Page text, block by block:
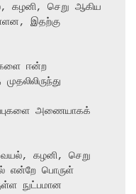
கழனி, செறு ஆகிய
இதற்கு
ஈன்ற
அணையாகக்
கழனி, செறு
என்றே பொருள்
நுட்பமான